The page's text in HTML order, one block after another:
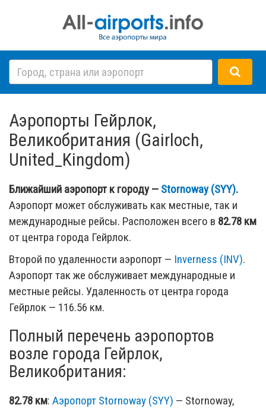
Аэропорты Гейрлок,
Великобритания (Gairloch,
United_Kingdom)
Ближайший аэропорт к городу — Stornoway (SYY).
Аэропорт может обслуживать как местные, так и
международные рейсы. Расположен всего в 82.78 км
от центра города Гейрлок.
Второй по удаленности аэропорт — Inverness (INV).
Аэропорт так же обслуживает международные и
местные рейсы. Удаленность от центра города
Гейрлок — 116.56 км.
Полный перечень аэропортов
возле города Гейрлок,
Великобритания:
82.78 км: Аэропорт Stornoway (SYY) — Stornoway,